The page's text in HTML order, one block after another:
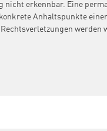
nicht erkennbar. Eine
Anhaltspunkte einer
werden